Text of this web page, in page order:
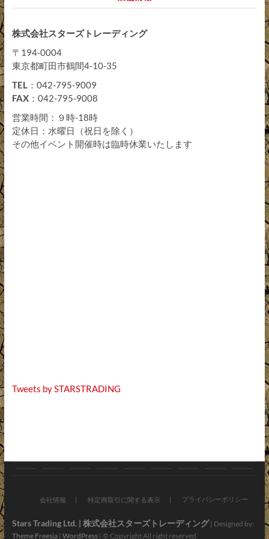
株式会社スターズトレーディング
〒194-0004
東京都町田市鶴間4-10-35
TEL：042-795-9009
FAX：042-795-9008
営業時間：９時-18時
定休日：水曜日（祝日を除く）
その他イベント開催時は臨時休業いたします
Tweets by STARSTRADING
ら
ロ
グ
イ
ク
ン
ラ
車・
中
す
す
社
情
プ
リ・
問
い
会社情報 特定商取引に関する表示 プライバシーポリシー
Stars Trading Ltd. | 株式会社スターズトレーディング| Designed by:
Theme Freesia| WordPress| © Copyright All right reserved